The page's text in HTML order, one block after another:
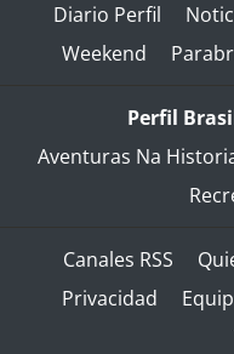
Diario Perfil
Weekend
Perfil
Aventuras Na
Canales RSS
Privacidad